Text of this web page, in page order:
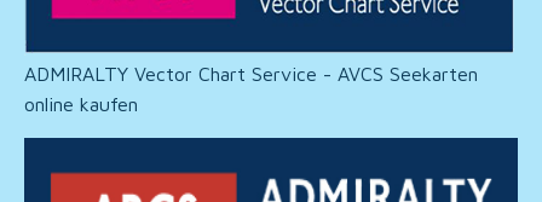
ADMIRALTY Vector Chart Service - AVCS Seekarten
online kaufen